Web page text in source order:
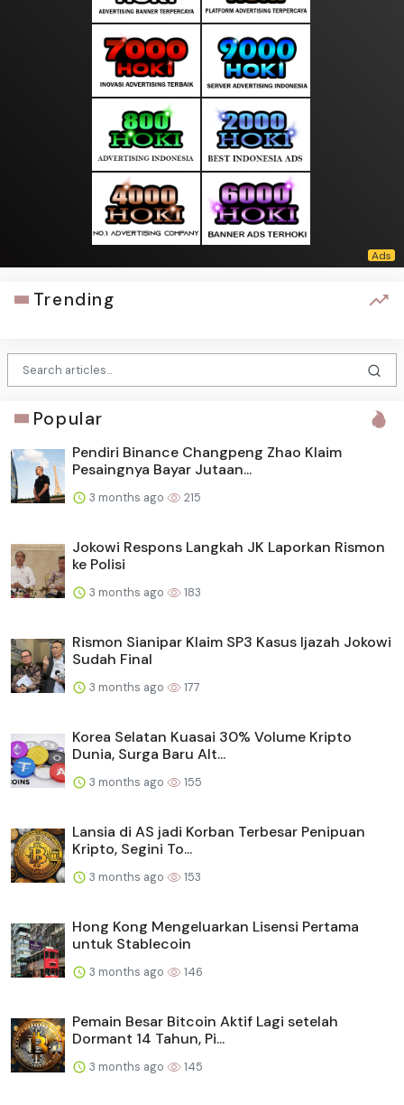
Trending
Popular
Pendiri Binance Changpeng Zhao Klaim
Pesaingnya Bayar Jutaan...
3 months ago 215
Jokowi Respons Langkah JK Laporkan Rismon
ke Polisi
3 months ago 183
Rismon Sianipar Klaim SP3 Kasus Ijazah Jokowi
Sudah Final
3 months ago 177
Korea Selatan Kuasai 30% Volume Kripto
Dunia, Surga Baru Alt...
3 months ago 155
Lansia di AS jadi Korban Terbesar Penipuan
Kripto, Segini To...
3 months ago 153
Hong Kong Mengeluarkan Lisensi Pertama
untuk Stablecoin
3 months ago 146
Pemain Besar Bitcoin Aktif Lagi setelah
Dormant 14 Tahun, Pi...
3 months ago 145